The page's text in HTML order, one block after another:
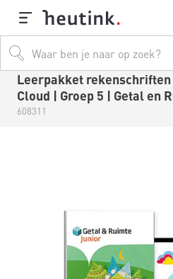
Leerpakket
Cloud | Groep 5 | Getal en
608311